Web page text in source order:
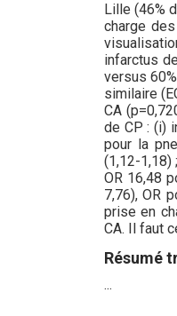
Lille (46%
charge
infarctus
versus
similaire
CA
de CP : (i)
pour la
(1,12-1,18)
OR 16,48
7,76), OR
prise en
CA. Il faut
Résumé